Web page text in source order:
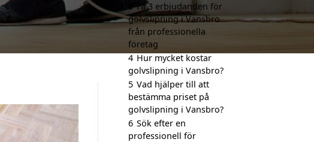
3 Få 3 erbjudanden för
golvslipning i Vansbro
från professionella
företag
4 Hur mycket kostar
golvslipning i Vansbro?
5 Vad hjälper till att
bestämma priset på
golvslipning i Vansbro?
6 Sök efter en
professionell för